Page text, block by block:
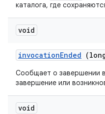
каталога, где
void
invocationEnded
Сообщает о завершении
завершение или
void